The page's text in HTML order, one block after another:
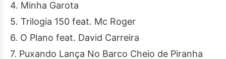
4. Minha Garota
5. Trilogia 150 feat. Mc Roger
6. O Plano feat. David Carreira
7. Puxando Lança No Barco Cheio de Piranha